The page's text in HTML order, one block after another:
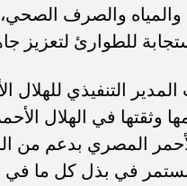
والمياه والصرف
للطوارئ لتعزيز
التنفيذي
وثقتها في الهلال
المصري بدعم من
في بذل كل ما في